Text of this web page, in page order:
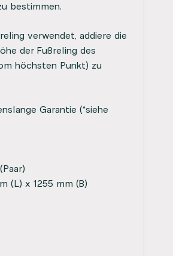
bestimmen.
verwendet, addiere die
der Fußreling des
höchsten Punkt) zu
Garantie (*siehe
(L) x 1255 mm (B)